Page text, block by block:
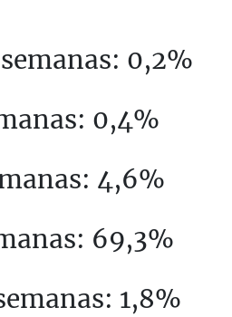
0,2%
0,4%
4,6%
69,3%
1,8%